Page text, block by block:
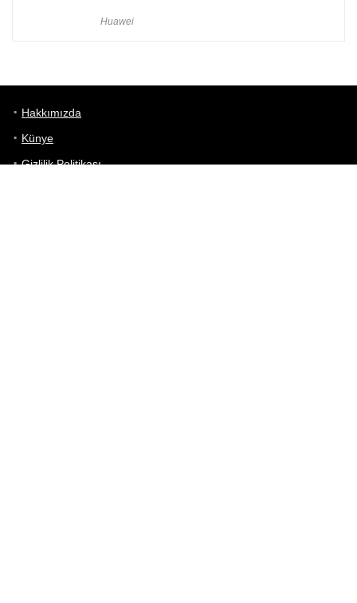
Huawei
Hakkımızda
Künye
Gizlilik Politikası